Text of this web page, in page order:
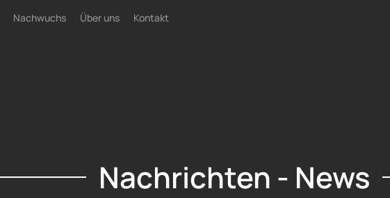
Nachwuchs Über uns Kontakt
Nachrichten - News